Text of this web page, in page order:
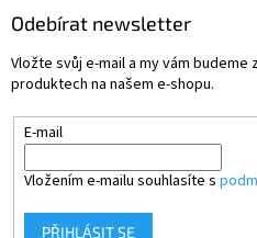
Odebírat newsletter
Vložte svůj e-mail a my vám
produktech na našem e-shopu.
E-mail
Vložením e-mailu souhlasíte s
PŘIHLÁSIT SE